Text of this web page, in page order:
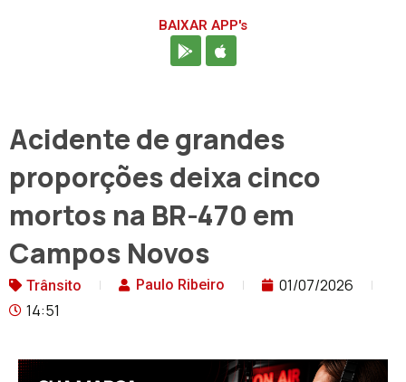
BAIXAR APP's
Acidente de grandes
proporções deixa cinco
mortos na BR-470 em
Campos Novos
Trânsito Paulo Ribeiro
01/07/2026
14:51